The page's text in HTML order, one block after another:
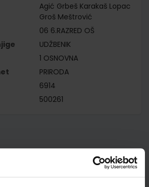
Agić Grbeš Karakaš Lopac
Groš Meštrović
06 6.RAZRED OŠ
UDŽBENIK
1 OSNOVNA
PRIRODA
6914
500261
biraju..